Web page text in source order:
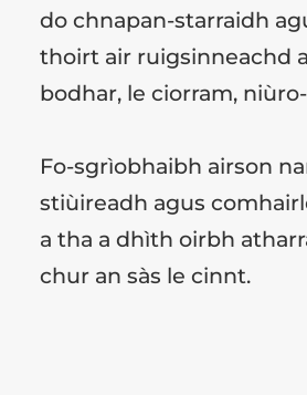
do chnapan-starraidh
thoirt air ruigsinneachd
bodhar, le ciorram,
Fo-sgrìobhaibh airson
stiùireadh agus
a tha a dhìth oirbh
chur an sàs le cinnt.